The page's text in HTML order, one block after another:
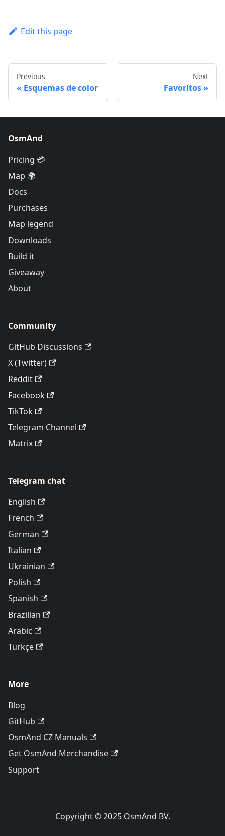
Edit this page
Previous
Esquemas de color
Next
Favoritos
OsmAnd
Pricing 💳
Map 🌍
Docs
Purchases
Map legend
Downloads
Build it
Giveaway
About
Community
GitHub Discussions
X (Twitter)
Reddit
Facebook
TikTok
Telegram Channel
Matrix
Telegram chat
English
French
German
Italian
Ukrainian
Polish
Spanish
Brazilian
Arabic
Türkçe
More
Blog
GitHub
OsmAnd CZ Manuals
Get OsmAnd Merchandise
Support
Copyright © 2025 OsmAnd BV.